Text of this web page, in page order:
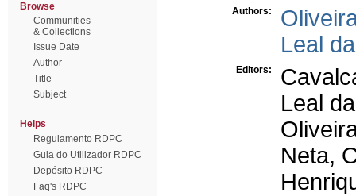
Browse
Communities
& Collections
Issue Date
Author
Title
Subject
Helps
Regulamento RDPC
Guia do Utilizador RDPC
Depósito RDPC
Faq's RDPC
Authors:
Leal
Editors:
Leal
Neta,